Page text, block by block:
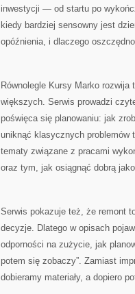
inwestycji — od startu po
kiedy bardziej sensowny jest
opóźnienia, i dlaczego
Równolegle Kursy Marko
większych. Serwis prowadzi
poświęca się planowaniu: jak
uniknąć klasycznych problemów
tematy związane z pracami
oraz tym, jak osiągnąć dobrą
Serwis pokazuje też, że remont
decyzje. Dlatego w opisach
odporności na zużycie, jak
potem się zobaczy”. Zamiast
dobieramy materiały, a dopiero